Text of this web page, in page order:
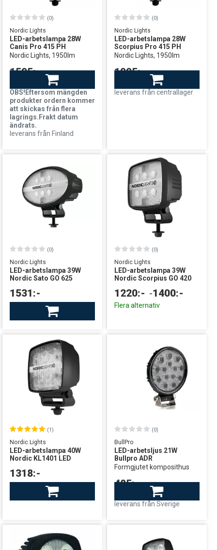
Nordic Lights
LED-arbetslampa 28W
Canis Pro 415 PH
Nordic Lights, 1950lm
(0)
1595:-
OBS!Eftersom mängden
produkter ordern kommer
att skickas från flera
lagrings.Frakt datum
ändrats.
leverans från Finland
Nordic Lights
LED-arbetslampa 28W
Scorpius Pro 415 PH
Nordic Lights, 1950lm
(0)
1995:-
leverans från centrallager
Nordic Lights
LED-arbetslampa 39W
Nordic Sato GO 625
(0)
1531:-
Finns i lager
leverans från centrallager
Nordic Lights
LED-arbetslampa 39W
Nordic Scorpius GO 420
(0)
1220:- -1400:-
Flera alternativ
Nordic Lights
LED-arbetslampa 40W
Nordic KL1401 LED
(1)
1318:-
Finns i lager
leverans från Sverige
BullPro
LED-arbetsljus 21W
Bullpro ADR
Formgjutet komposithus
(0)
485:-
I lager: Begränsat antal
leverans från Sverige